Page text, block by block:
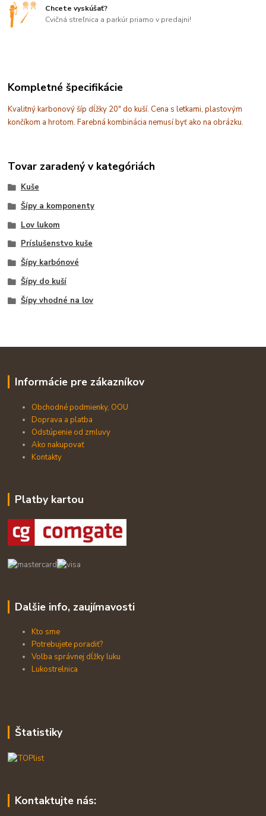
Chcete vyskúšať?
Cvičná streľnica a parkúr priamo v predajni!
Kompletné špecifikácie
Kvalitný karbonový šíp dĺžky 20" do kuší. Cena s letkami, plastovým
končíkom a hrotom. Farebná kombinácia nemusí byť ako na obrázku.
Tovar zaradený v kategóriách
Kuše
Šípy a komponenty
Lov lukom
Príslušenstvo kuše
Šípy karbónové
Šípy do kuší
Šípy vhodné na lov
Informácie pre zákazníkov
Obchodné podmienky, OOU
Doprava a platba
Odstúpenie od zmluvy
Ako nakupovať
Kontakty
Platby kartou
Dalšie info, zaujímavosti
Kto sme
Potrebujete poradiť?
Volba správnej dĺžky luku
Lukostrelnica
Štatistiky
Kontaktujte nás: